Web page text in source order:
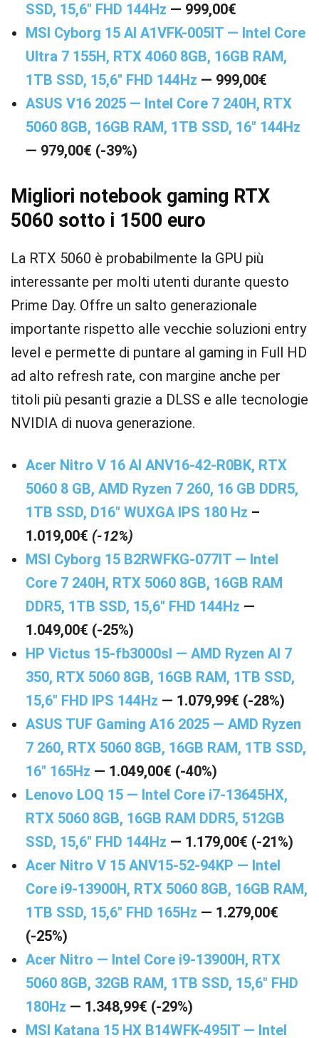
SSD, 15,6″ FHD 144Hz — 999,00€
MSI Cyborg 15 AI A1VFK-005IT — Intel Core
Ultra 7 155H, RTX 4060 8GB, 16GB RAM,
1TB SSD, 15,6″ FHD 144Hz — 999,00€
ASUS V16 2025 — Intel Core 7 240H, RTX
5060 8GB, 16GB RAM, 1TB SSD, 16″ 144Hz
— 979,00€ (-39%)
Migliori notebook gaming RTX
5060 sotto i 1500 euro
La RTX 5060 è probabilmente la GPU più
interessante per molti utenti durante questo
Prime Day. Offre un salto generazionale
importante rispetto alle vecchie soluzioni entry
level e permette di puntare al gaming in Full HD
ad alto refresh rate, con margine anche per
titoli più pesanti grazie a DLSS e alle tecnologie
NVIDIA di nuova generazione.
Acer Nitro V 16 AI ANV16-42-R0BK, RTX
5060 8 GB, AMD Ryzen 7 260, 16 GB DDR5,
1TB SSD, D16″ WUXGA IPS 180 Hz –
1.019,00€ (-12%)
MSI Cyborg 15 B2RWFKG-077IT — Intel
Core 7 240H, RTX 5060 8GB, 16GB RAM
DDR5, 1TB SSD, 15,6″ FHD 144Hz —
1.049,00€ (-25%)
HP Victus 15-fb3000sl — AMD Ryzen AI 7
350, RTX 5060 8GB, 16GB RAM, 1TB SSD,
15,6″ FHD IPS 144Hz — 1.079,99€ (-28%)
ASUS TUF Gaming A16 2025 — AMD Ryzen
7 260, RTX 5060 8GB, 16GB RAM, 1TB SSD,
16″ 165Hz — 1.049,00€ (-40%)
Lenovo LOQ 15 — Intel Core i7-13645HX,
RTX 5060 8GB, 16GB RAM DDR5, 512GB
SSD, 15,6″ FHD 144Hz — 1.179,00€ (-21%)
Acer Nitro V 15 ANV15-52-94KP — Intel
Core i9-13900H, RTX 5060 8GB, 16GB RAM,
1TB SSD, 15,6″ FHD 165Hz — 1.279,00€
(-25%)
Acer Nitro — Intel Core i9-13900H, RTX
5060 8GB, 32GB RAM, 1TB SSD, 15,6″ FHD
180Hz — 1.348,99€ (-29%)
MSI Katana 15 HX B14WFK-495IT — Intel